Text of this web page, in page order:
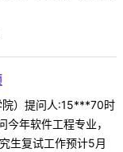
院）提问人:15***70时
年软件工程专业，
生复试工作预计5月